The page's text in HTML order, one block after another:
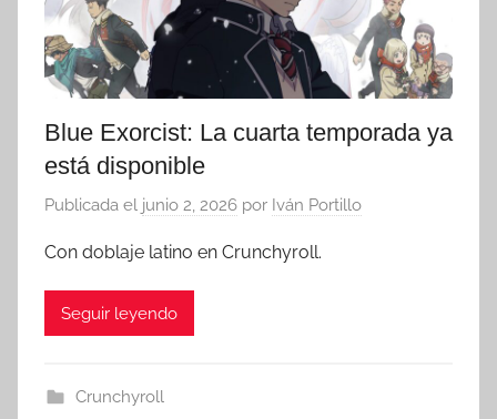
Blue Exorcist: La cuarta temporada ya
está disponible
Publicada el junio 2, 2026 por Iván Portillo
Con doblaje latino en Crunchyroll.
Seguir leyendo
Crunchyroll